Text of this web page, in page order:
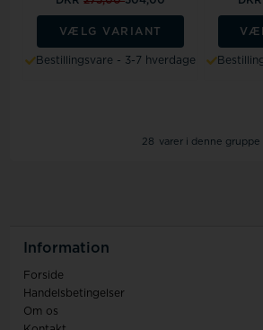
VÆLG VARIANT
Bestillingsvare - 3-7 hverdage
28 varer i denne gruppe
Information
Forside
Handelsbetingelser
Om os